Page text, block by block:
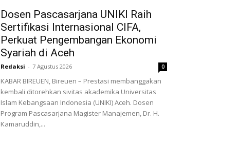
Dosen Pascasarjana UNIKI Raih
Sertifikasi Internasional CIFA,
Perkuat Pengembangan Ekonomi
Syariah di Aceh
Redaksi - 7 Agustus 2026 0
KABAR BIREUEN, Bireuen – Prestasi membanggakan
kembali ditorehkan sivitas akademika Universitas
Islam Kebangsaan Indonesia (UNIKI) Aceh. Dosen
Program Pascasarjana Magister Manajemen, Dr. H.
Kamaruddin,...